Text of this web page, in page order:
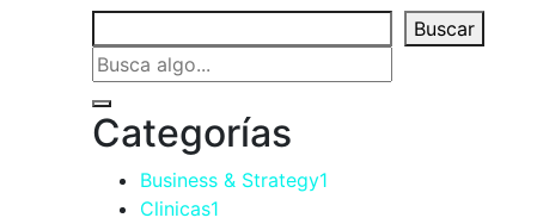
Buscar
Categorías
Business & Strategy1
Clinicas1